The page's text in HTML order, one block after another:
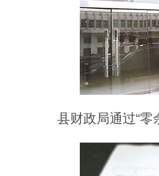
县财政局通过“零